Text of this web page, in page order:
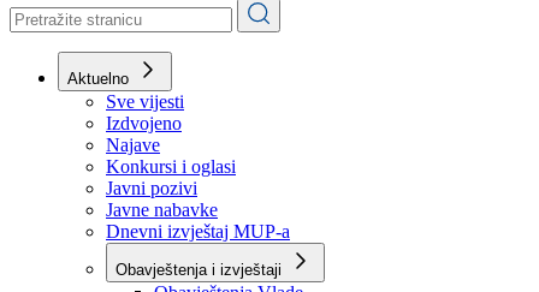
Aktuelno
Sve vijesti
Izdvojeno
Najave
Konkursi i oglasi
Javni pozivi
Javne nabavke